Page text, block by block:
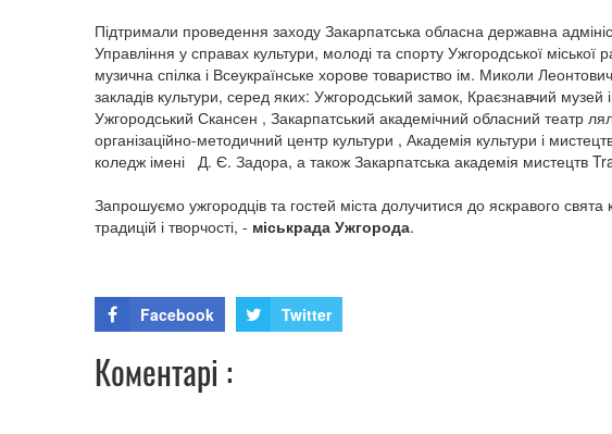
Підтримали проведення заходу Закарпатська обласна державна
Управління у справах культури, молоді та спорту Ужгородської міської
музична спілка і Всеукраїнське хорове товариство ім. Миколи
закладів культури, серед яких: Ужгородський замок, Краєзнавчий музей
Ужгородський Скансен , Закарпатський академічний обласний театр
організаційно-методичний центр культури , Академія культури і
коледж імені Д. Є. Задора, а також Закарпатська академія мистецтв
Запрошуємо ужгородців та гостей міста долучитися до яскравого свята
традицій і творчості, - міськрада Ужгорода.
Facebook Twitter
Коментарі :